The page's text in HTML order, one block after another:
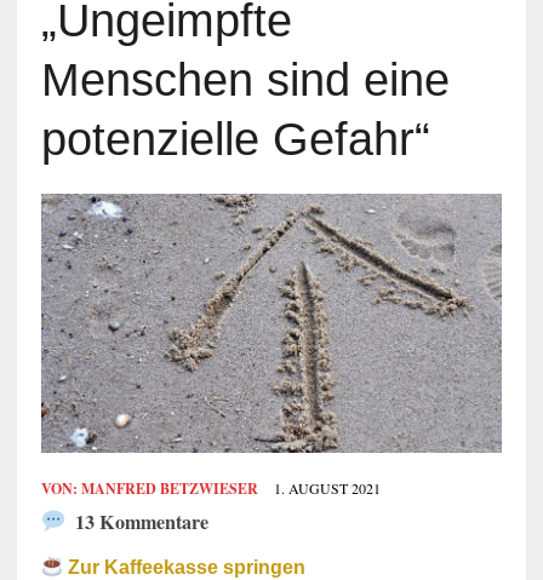
„Ungeimpfte
Menschen sind eine
potenzielle Gefahr“
VON: MANFRED BETZWIESER 1. AUGUST 2021
13 Kommentare
Zur Kaffeekasse springen